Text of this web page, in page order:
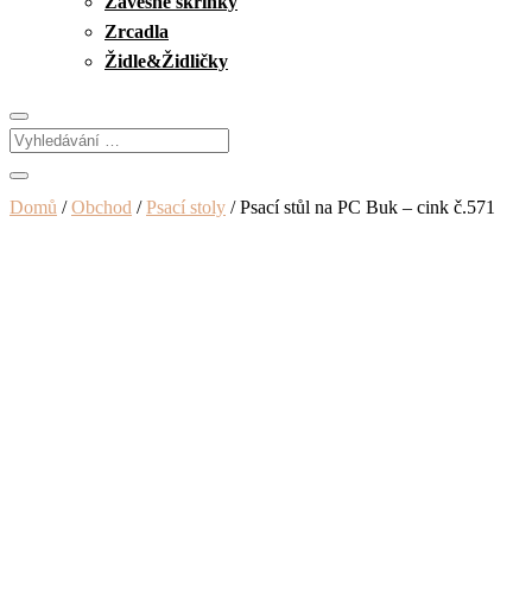
Zrcadla
Židle&Židličky
Domů /Obchod /Psací stoly / Psací stůl na PC Buk – cink č.571